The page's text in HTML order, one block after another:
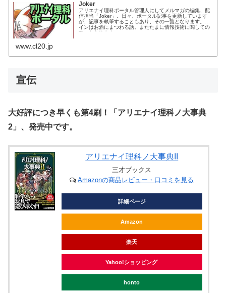
Joker
アリエナイ理科ポータル管理人にしてメルマガの編集、配
信担当「Joker」。日々、ポータル記事を更新しています
が、記事を執筆することもあり、その一覧となります。メ
インはお酒にまつわる話。またたまに情報技術に関しての
Tipsもあります。
www.cl20.jp
宣伝
大好評につき早くも第4刷！「アリエナイ理科ノ大事典
2」、発売中です。
アリエナイ理科ノ大事典II
三才ブックス
Amazonの商品レビュー・口コミを見る
詳細ページ
Amazon
楽天
Yahoo!ショッピング
honto